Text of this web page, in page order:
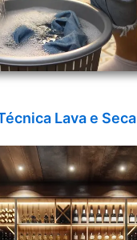
Lava e Seca